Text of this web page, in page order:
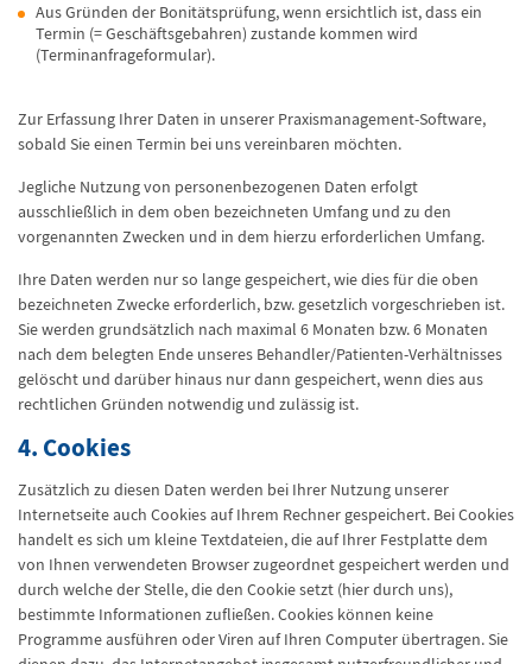
Aus Gründen der Bonitätsprüfung, wenn ersichtlich ist, dass ein
Termin (= Geschäftsgebahren) zustande kommen wird
(Terminanfrageformular).
Zur Erfassung Ihrer Daten in unserer Praxismanagement-Software,
sobald Sie einen Termin bei uns vereinbaren möchten.
Jegliche Nutzung von personenbezogenen Daten erfolgt
ausschließlich in dem oben bezeichneten Umfang und zu den
vorgenannten Zwecken und in dem hierzu erforderlichen Umfang.
Ihre Daten werden nur so lange gespeichert, wie dies für die oben
bezeichneten Zwecke erforderlich, bzw. gesetzlich vorgeschrieben ist.
Sie werden grundsätzlich nach maximal 6 Monaten bzw. 6 Monaten
nach dem belegten Ende unseres Behandler/Patienten-Verhältnisses
gelöscht und darüber hinaus nur dann gespeichert, wenn dies aus
rechtlichen Gründen notwendig und zulässig ist.
4. Cookies
Zusätzlich zu diesen Daten werden bei Ihrer Nutzung unserer
Internetseite auch Cookies auf Ihrem Rechner gespeichert. Bei Cookies
handelt es sich um kleine Textdateien, die auf Ihrer Festplatte dem
von Ihnen verwendeten Browser zugeordnet gespeichert werden und
durch welche der Stelle, die den Cookie setzt (hier durch uns),
bestimmte Informationen zufließen. Cookies können keine
Programme ausführen oder Viren auf Ihren Computer übertragen. Sie